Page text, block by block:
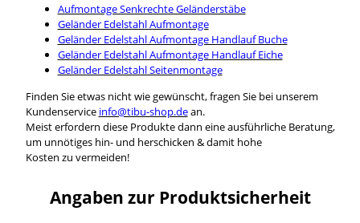
Aufmontage Senkrechte Geländerstäbe
Geländer Edelstahl Aufmontage
Geländer Edelstahl Aufmontage Handlauf Buche
Geländer Edelstahl Aufmontage Handlauf Eiche
Geländer Edelstahl Seitenmontage
Finden Sie etwas nicht wie gewünscht, fragen Sie bei unserem
Kundenservice info@tibu-shop.dean.
Meist erfordern diese Produkte dann eine ausführliche Beratung,
um unnötiges hin- und herschicken & damit hohe
Kosten zu vermeiden!
Angaben zur Produktsicherheit